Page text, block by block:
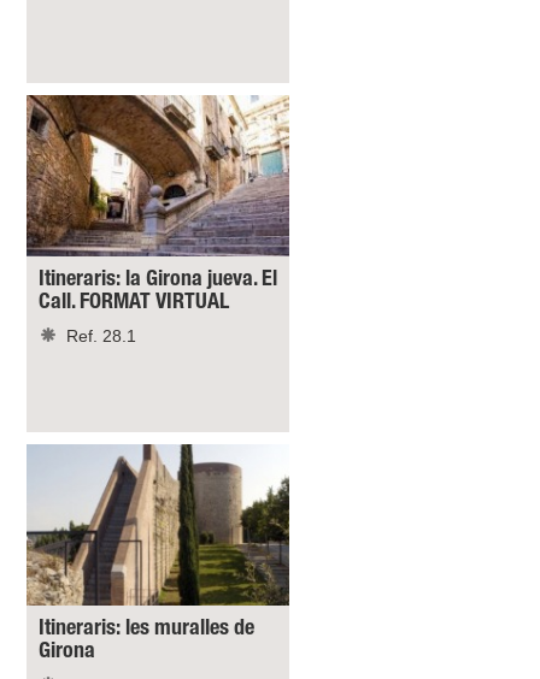
Itineraris: la Girona jueva. El
Call. FORMAT VIRTUAL
Ref. 28.1
Itineraris: les muralles de
Girona